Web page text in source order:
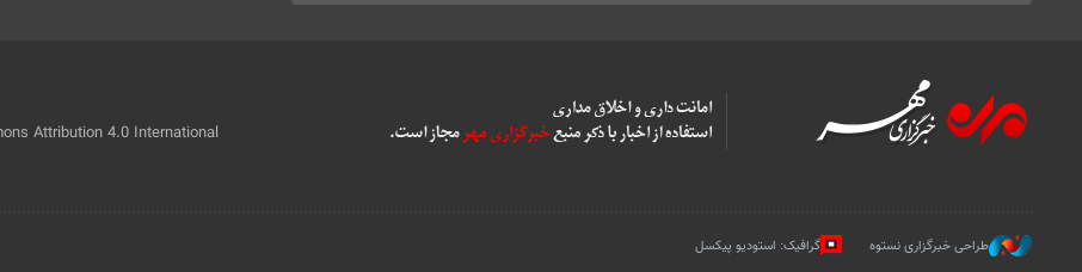
Attribution 4.0 International
طراحی خبرگزاری نستوه گرافیک: استودیو پیکسل